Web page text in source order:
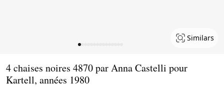
Similars
4 chaises noires 4870 par Anna Castelli pour
Kartell, années 1980